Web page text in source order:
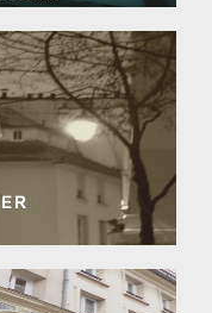
dans le
de Bonne
inédite!